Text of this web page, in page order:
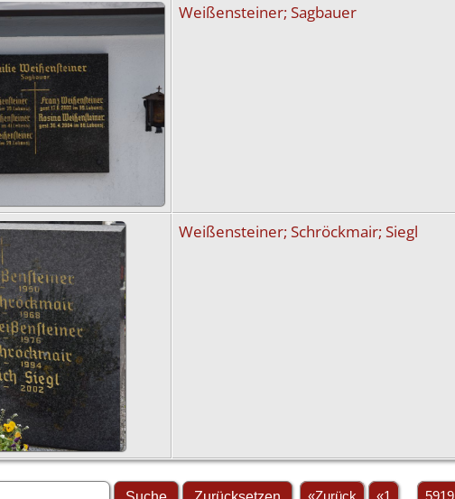
Weißensteiner; Sagbauer
Weißensteiner; Schröckmair; Siegl